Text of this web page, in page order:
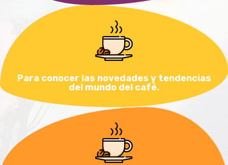
Para conocer las novedades y tendencias
del mundo del café.